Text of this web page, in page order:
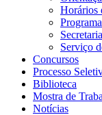
Horários
Serviço
Concursos
Processo
Biblioteca
Mostra de
Notícias